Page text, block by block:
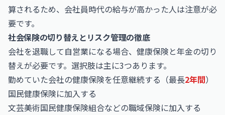
算されるため、会社員時代の給与が高かった人は注意が必
要です。
社会保険の切り替えとリスク管理の徹底
会社を退職して自営業になる場合、健康保険と年金の切り
替えが必要です。選択肢は主に3つあります。
勤めていた会社の健康保険を任意継続する（最長2年間）
国民健康保険に加入する
文芸美術国民健康保険組合などの職域保険に加入する